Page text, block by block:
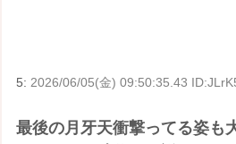
5: 2026/06/05(金) 09:50:35.43
最後の月牙天衝撃ってる姿も